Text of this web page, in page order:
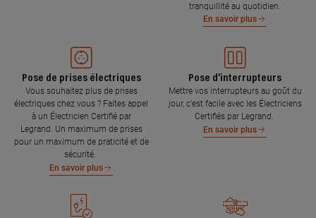
tranquillité au quotidien.
En savoir plus
Pose de prises électriques
Vous souhaitez plus de prises
électriques chez vous ? Faites appel
à un Électricien Certifié par
Legrand. Un maximum de prises
pour un maximum de praticité et de
sécurité.
En savoir plus
Pose d’interrupteurs
Mettre vos interrupteurs au goût du
jour, c’est facile avec les Électriciens
Certifiés par Legrand.
En savoir plus